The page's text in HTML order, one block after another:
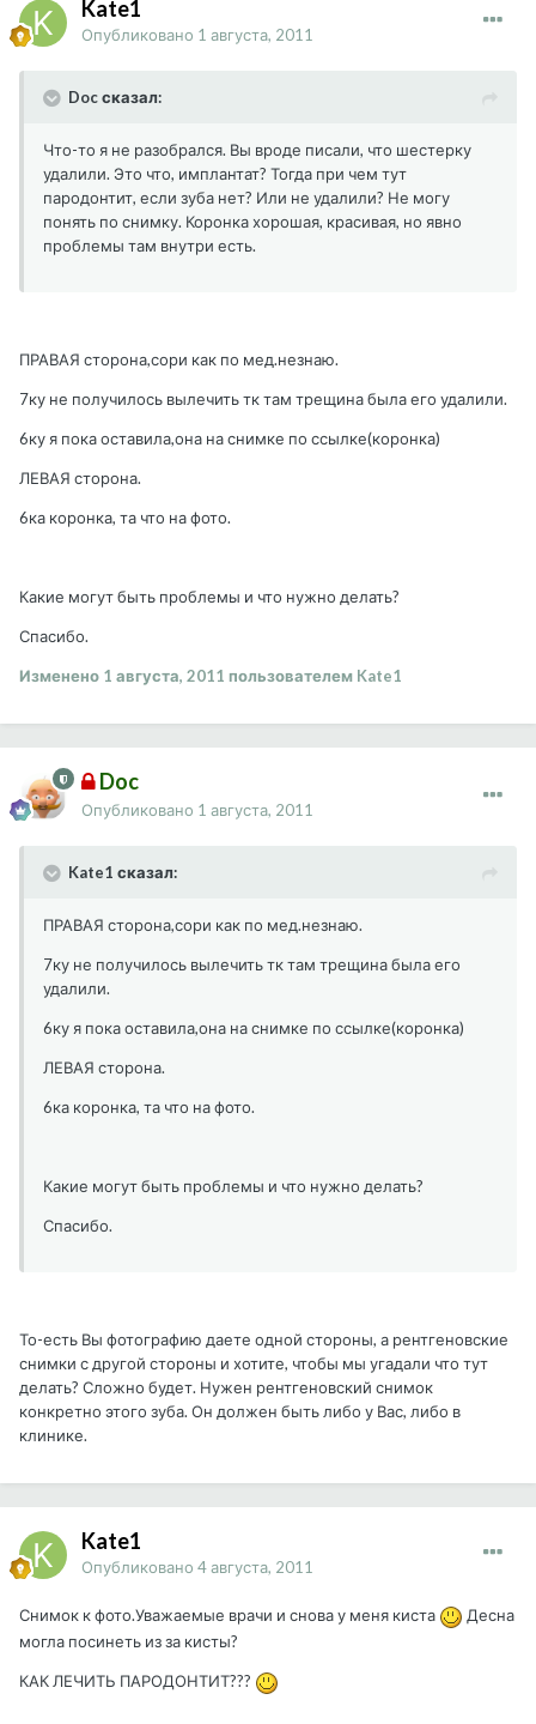
Kate1
Опубликовано 1 августа, 2011
Doc сказал:
Что-то я не разобрался. Вы вроде писали, что шестерку
удалили. Это что, имплантат? Тогда при чем тут
пародонтит, если зуба нет? Или не удалили? Не могу
понять по снимку. Коронка хорошая, красивая, но явно
проблемы там внутри есть.
ПРАВАЯ сторона,сори как по мед.незнаю.
7ку не получилось вылечить тк там трещина была его удалили.
6ку я пока оставила,она на снимке по ссылке(коронка)
ЛЕВАЯ сторона.
6ка коронка, та что на фото.
Какие могут быть проблемы и что нужно делать?
Спасибо.
Изменено 1 августа, 2011 пользователем Kate1
Doc
Опубликовано 1 августа, 2011
Kate1 сказал:
ПРАВАЯ сторона,сори как по мед.незнаю.
7ку не получилось вылечить тк там трещина была его
удалили.
6ку я пока оставила,она на снимке по ссылке(коронка)
ЛЕВАЯ сторона.
6ка коронка, та что на фото.
Какие могут быть проблемы и что нужно делать?
Спасибо.
То-есть Вы фотографию даете одной стороны, а рентгеновские
снимки с другой стороны и хотите, чтобы мы угадали что тут
делать? Сложно будет. Нужен рентгеновский снимок
конкретно этого зуба. Он должен быть либо у Вас, либо в
клинике.
Kate1
Опубликовано 4 августа, 2011
Снимок к фото.Уважаемые врачи и снова у меня киста
Десна
могла посинеть из за кисты?
КАК ЛЕЧИТЬ ПАРОДОНТИТ???